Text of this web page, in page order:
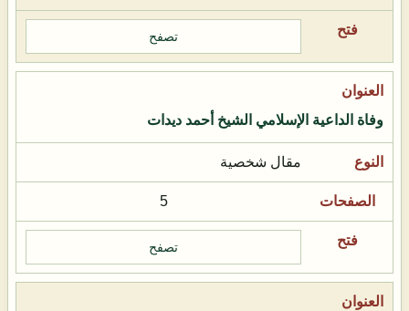
تصفح
وفاة الداعية الإسلامي الشيخ أحمد ديدات
مقال شخصية
5
تصفح